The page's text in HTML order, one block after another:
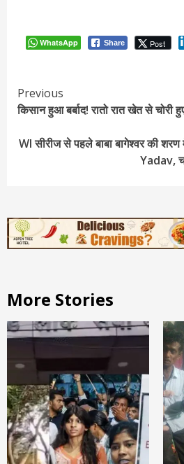
WhatsApp Share Post
Continue
Reading
Previous
किसान हुआ बर्बाद! रातो रात खेत से
WI सीरीज से पहले बाबा बागेश्वर की
Yadav,
More Stories